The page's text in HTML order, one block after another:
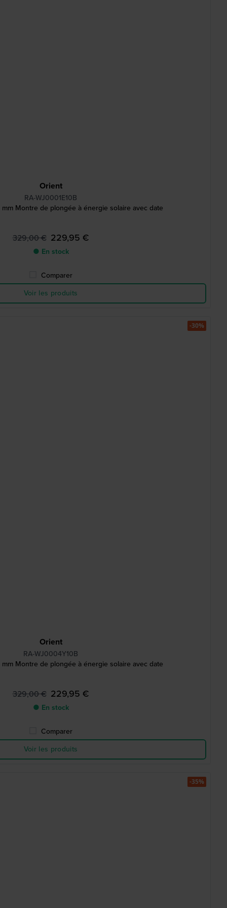
Orient
RA-WJ0001E10B
Montre de plongée à énergie solaire avec date
329,00 € 229,95 €
● En stock
Comparer
Voir les produits
Orient
RA-WJ0004Y10B
Montre de plongée à énergie solaire avec date
329,00 € 229,95 €
● En stock
Comparer
Voir les produits
-30%
-35%